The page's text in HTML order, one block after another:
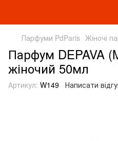
Парфуми PdParis Жіночі
Парфум DEPAVA
жіночий 50мл
Артикул: W149 Написати